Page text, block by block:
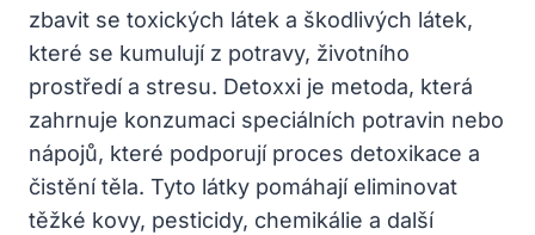
zbavit se toxických látek a škodlivých látek,
které se kumulují z potravy, životního
prostředí a stresu. Detoxxi je metoda, která
zahrnuje konzumaci speciálních potravin nebo
nápojů, které podporují proces detoxikace a
čistění těla. Tyto látky pomáhají eliminovat
těžké kovy, pesticidy, chemikálie a další